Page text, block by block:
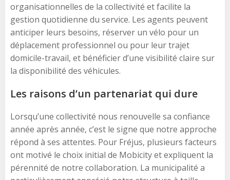
organisationnelles de la collectivité et facilite la
gestion quotidienne du service. Les agents peuvent
anticiper leurs besoins, réserver un vélo pour un
déplacement professionnel ou pour leur trajet
domicile-travail, et bénéficier d’une visibilité claire sur
la disponibilité des véhicules.
Les raisons d’un partenariat qui dure
Lorsqu’une collectivité nous renouvelle sa confiance
année après année, c’est le signe que notre approche
répond à ses attentes. Pour Fréjus, plusieurs facteurs
ont motivé le choix initial de Mobicity et expliquent la
pérennité de notre collaboration. La municipalité a